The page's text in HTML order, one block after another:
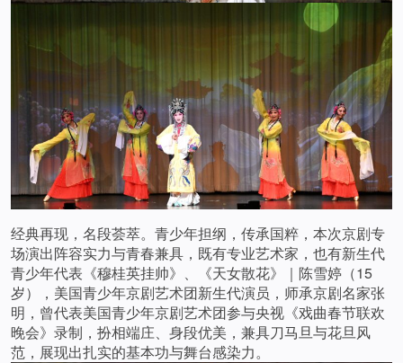
经典再现，名段荟萃。青少年担纲，传承国粹，本次京剧专
场演出阵容实力与青春兼具，既有专业艺术家，也有新生代
青少年代表《穆桂英挂帅》、《天女散花》｜陈雪婷（15
岁），美国青少年京剧艺术团新生代演员，师承京剧名家张
明，曾代表美国青少年京剧艺术团参与央视《戏曲春节联欢
晚会》录制，扮相端庄、身段优美，兼具刀马旦与花旦风
范，展现出扎实的基本功与舞台感染力。